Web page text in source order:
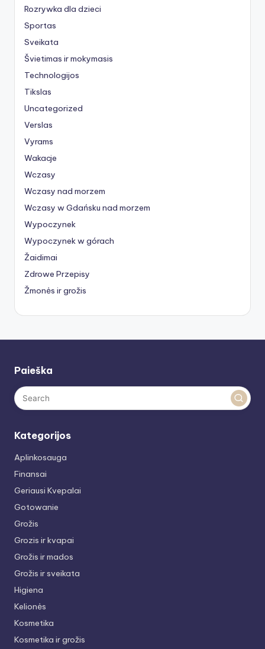
Rozrywka dla dzieci
Sportas
Sveikata
Švietimas ir mokymasis
Technologijos
Tikslas
Uncategorized
Verslas
Vyrams
Wakacje
Wczasy
Wczasy nad morzem
Wczasy w Gdańsku nad morzem
Wypoczynek
Wypoczynek w górach
Žaidimai
Zdrowe Przepisy
Žmonės ir grožis
Paieška
Kategorijos
Aplinkosauga
Finansai
Geriausi Kvepalai
Gotowanie
Grožis
Grozis ir kvapai
Grožis ir mados
Grožis ir sveikata
Higiena
Kelionės
Kosmetika
Kosmetika ir grožis